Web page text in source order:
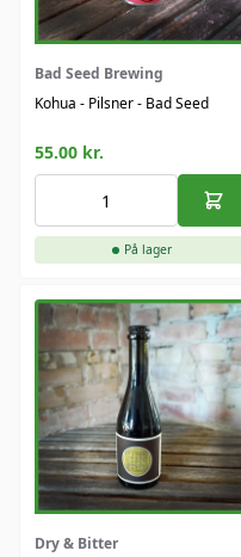
Bad Seed Brewing
Kohua - Pilsner - Bad Seed
55.00 kr.
På lager
Dry & Bitter